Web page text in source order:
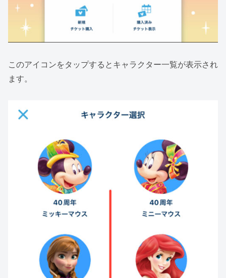
このアイコンをタップするとキャラクター一覧が表示され
ます。